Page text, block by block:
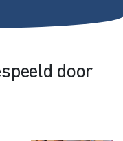
door